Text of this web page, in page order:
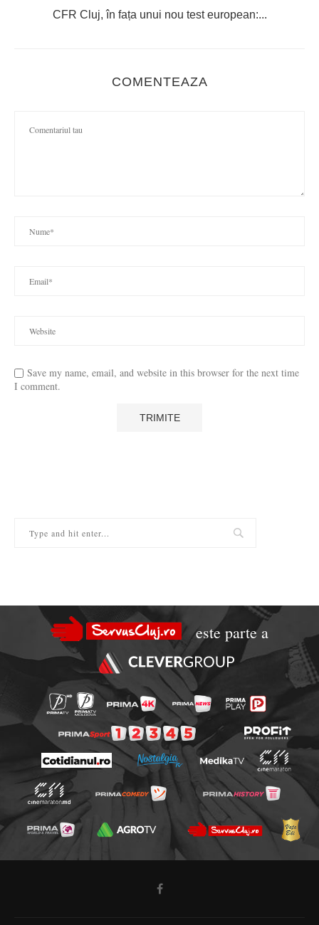
CFR Cluj, în fața unui nou test european:...
COMENTEAZA
Save my name, email, and website in this browser for the next time
I comment.
este parte a